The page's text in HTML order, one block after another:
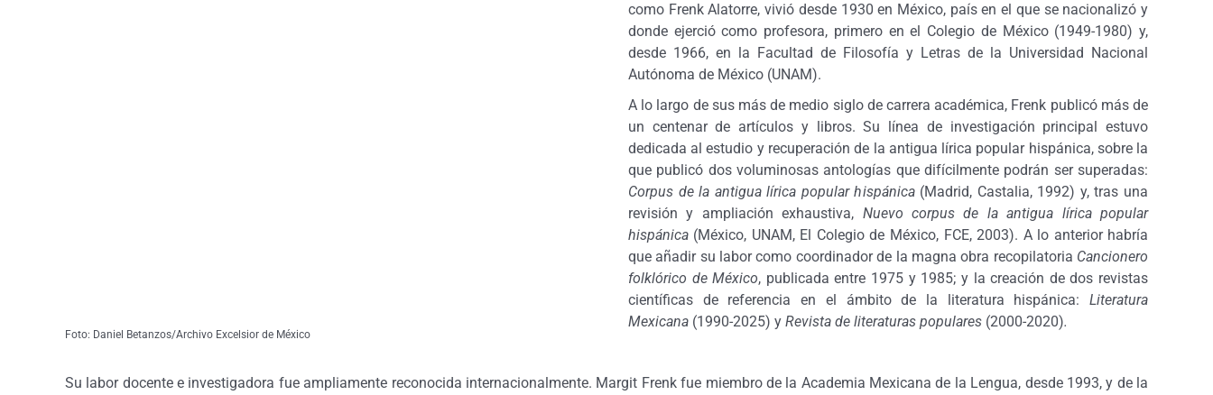
Foto: Daniel Betanzos/Archivo Excelsior de México
como Frenk Alatorre, vivió desde 1930 en México, país en el que se nacionalizó y
donde ejerció como profesora, primero en el Colegio de México (1949-1980) y,
desde 1966, en la Facultad de Filosofía y Letras de la Universidad Nacional
Autónoma de México (UNAM).
A lo largo de sus más de medio siglo de carrera académica, Frenk publicó más de
un centenar de artículos y libros. Su línea de investigación principal estuvo
dedicada al estudio y recuperación de la antigua lírica popular hispánica, sobre la
que publicó dos voluminosas antologías que difícilmente podrán ser superadas:
Corpus de la antigua lírica popular hispánica (Madrid, Castalia, 1992) y, tras una
revisión y ampliación exhaustiva, Nuevo corpus de la antigua lírica popular
hispánica(México, UNAM, El Colegio de México, FCE, 2003). A lo anterior habría
que añadir su labor como coordinador de la magna obra recopilatoria Cancionero
folklórico de México, publicada entre 1975 y 1985; y la creación de dos revistas
científicas de referencia en el ámbito de la literatura hispánica:Literatura
Mexicana (1990-2025) y Revista de literaturas populares (2000-2020).
Su labor docente e investigadora fue ampliamente reconocida internacionalmente. Margit Frenk fue miembro de la Academia Mexicana de la Lengua, desde 1993, y de la